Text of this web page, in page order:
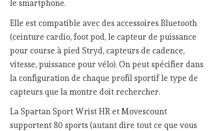
le smartphone.
Elle est compatible avec des accessoires Bluetooth
(ceinture cardio, foot pod, le capteur de puissance
pour course à pied Stryd, capteurs de cadence,
vitesse, puissance pour vélo). On peut spécifier dans
la configuration de chaque profil sportif le type de
capteurs que la montre doit rechercher.
La Spartan Sport Wrist HR et Movescount
supportent 80 sports (autant dire tout ce que vous